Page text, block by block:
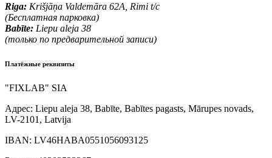
Riga: Krišjāņa Valdemāra 62A, Rimi t/c
(Бесплатная парковка)
Babīte: Liepu aleja 38
(только по предварительной записи)
Платёжные реквизиты
"FIXLAB" SIA
Адрес: Liepu aleja 38, Babīte, Babītes pagasts, Mārupes novads,
LV-2101, Latvija
IBAN: LV46HABA0551056093125